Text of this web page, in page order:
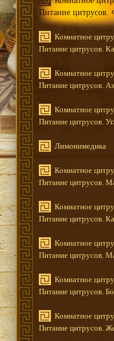
Питание цитрусов.
Комнатное
Питание цитрусов.
Комнатное
Питание цитрусов.
Комнатное
Питание цитрусов.
Лимонимедика
Комнатное
Питание цитрусов.
Комнатное
Питание цитрусов.
Комнатное
Питание цитрусов.
Комнатное
Питание цитрусов.
Комнатное
Питание цитрусов.